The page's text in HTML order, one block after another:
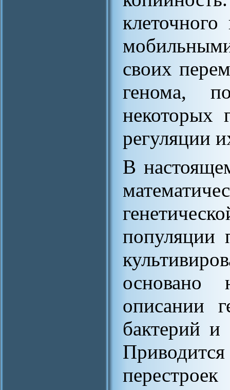
клеточного
своих
генома,
некоторых
регуляции
В
популяции
основано
описании
бактерий